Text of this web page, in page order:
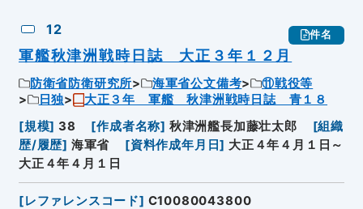
12 件名
軍艦秋津洲戦時日誌 大正３年１２月
防衛省防衛研究所 海軍省公文備考
⑪戦役等
日独
大正３年 軍艦 秋津洲戦時日誌 青１８
[規模] 38 [作成者名称] 秋津洲艦長加藤壮太郎 [組織
歴/履歴] 海軍省 [資料作成年月日] 大正４年４月１日～
大正４年４月１日
[レファレンスコード] C10080043800